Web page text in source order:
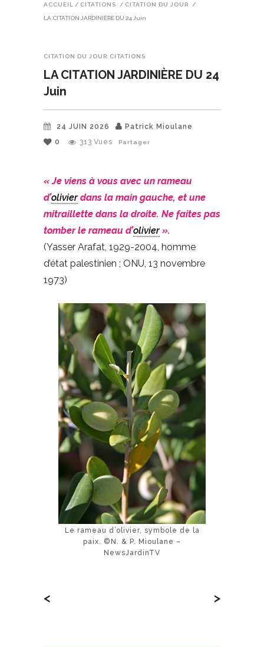
ACCUEIL / CITATIONS / CITATION DU JOUR /
LA CITATION JARDINIÈRE DU 24 Juin
CITATION DU JOUR CITATIONS
LA CITATION JARDINIÈRE DU 24
Juin
24 JUIN 2026
Patrick Mioulane
0
313 Vues Partager
« Je viens à vous avec un rameau
d’olivierdans la main gauche, et une
mitraillette dans la droite. Ne faites pas
tomber le rameau d’olivier».
(Yasser Arafat, 1929-2004, homme
d’état palestinien ; ONU, 13 novembre
1973)
Le rameau d’olivier, symbole de la
paix. ©N. & P. Mioulane –
NewsJardinTV
< >